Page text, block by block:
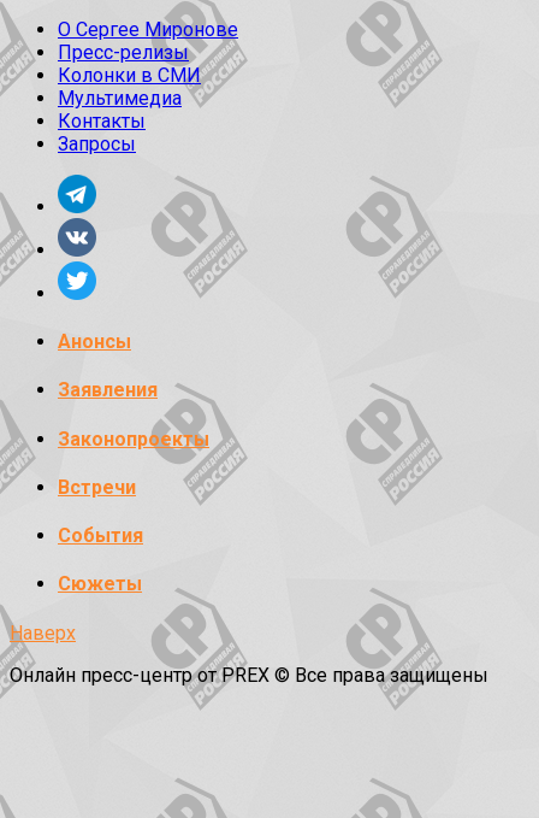
О Сергее Миронове
Пресс-релизы
Колонки в СМИ
Мультимедиа
Контакты
Запросы
Анонсы
Заявления
Законопроекты
Встречи
События
Сюжеты
Наверх
Онлайн пресс-центр от PREX © Все права защищены